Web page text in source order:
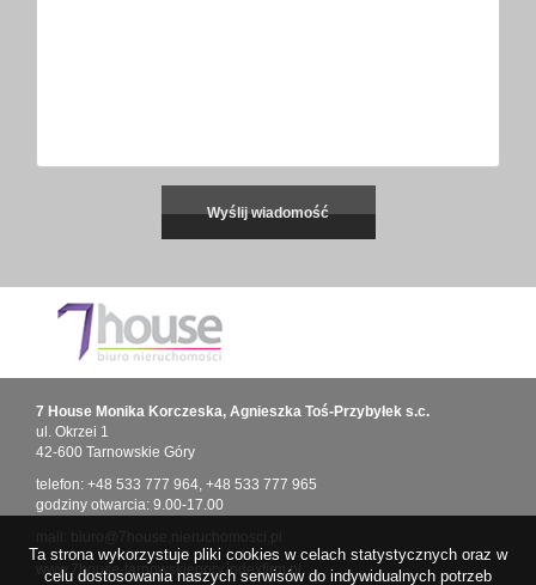
7 House Monika Korczeska, Agnieszka Toś-Przybyłek s.c.
ul. Okrzei 1
42-600 Tarnowskie Góry
telefon: +48 533 777 964, +48 533 777 965
godziny otwarcia: 9.00-17.00
www.7house-tarnowskiegory.indexfirm.pl
Ta strona wykorzystuje pliki cookies w celach statystycznych oraz w
celu dostosowania naszych serwisów do indywidualnych potrzeb